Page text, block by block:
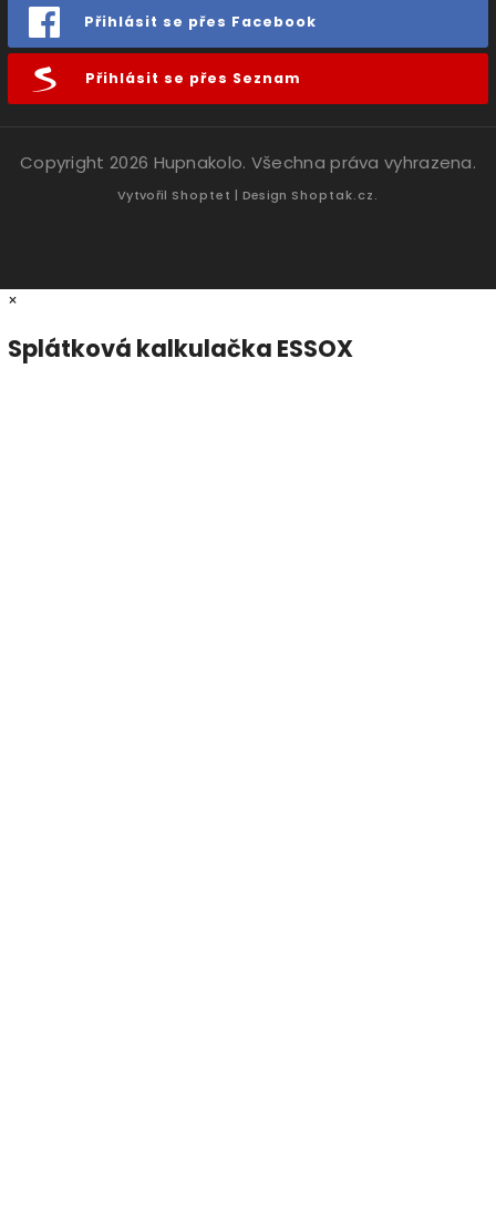
Přihlásit se přes Facebook
Přihlásit se přes Seznam
Copyright 2026 Hupnakolo. Všechna práva vyhrazena.
Vytvořil Shoptet | Design Shoptak.cz.
×
Splátková kalkulačka ESSOX